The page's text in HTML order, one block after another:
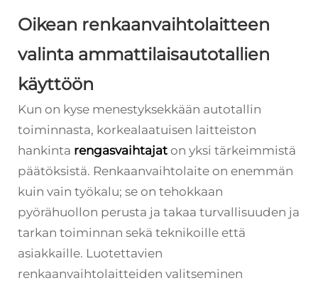
Oikean renkaanvaihtolaitteen
valinta ammattilaisautotallien
käyttöön
Kun on kyse menestyksekkään autotallin
toiminnasta, korkealaatuisen laitteiston
hankinta rengasvaihtajat on yksi tärkeimmistä
päätöksistä. Renkaanvaihtolaite on enemmän
kuin vain työkalu; se on tehokkaan
pyörähuollon perusta ja takaa turvallisuuden ja
tarkan toiminnan sekä teknikoille että
asiakkaille. Luotettavien
renkaanvaihtolaitteiden valitseminen